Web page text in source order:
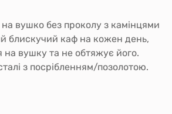
вушко без проколу з камінцями
блискучий каф на кожен день,
на вушку та не обтяжує його.
з посрібленням/позолотою.